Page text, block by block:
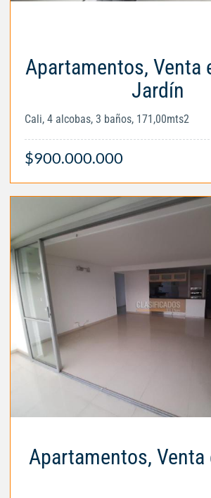
Apartamentos, Venta
Jardín
Cali, 4 alcobas, 3 baños, 171,00mts2
$900.000.000
Apartamentos, Venta